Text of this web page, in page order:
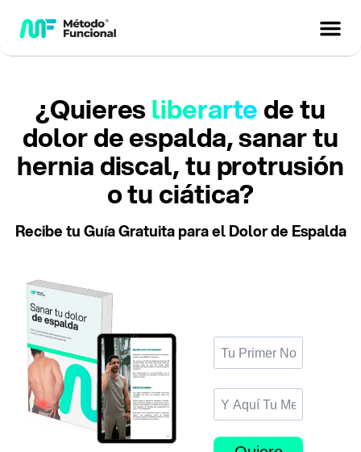
¿Quieresliberartede tu
dolor de espalda, sanar tu
hernia discal, tu protrusión
o tu ciática?
Recibe tu Guía Gratuita para el Dolor de Espalda